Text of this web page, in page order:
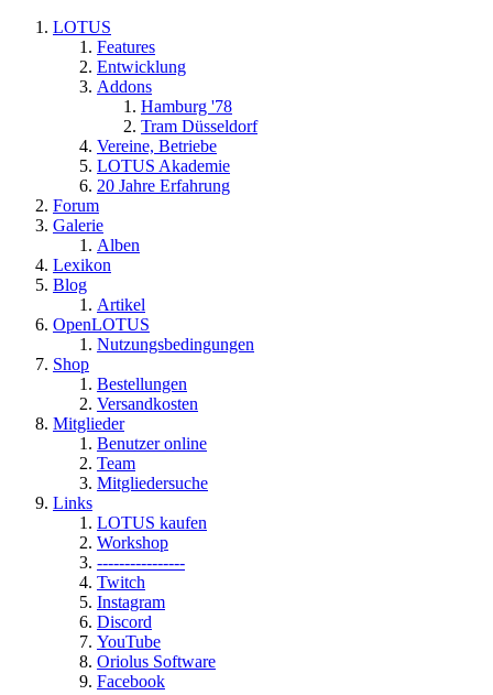
LOTUS
Features
Entwicklung
Addons
Hamburg '78
Tram Düsseldorf
Vereine, Betriebe
LOTUS Akademie
20 Jahre Erfahrung
Forum
Galerie
Alben
Lexikon
Blog
Artikel
OpenLOTUS
Nutzungsbedingungen
Shop
Bestellungen
Versandkosten
Mitglieder
Benutzer online
Team
Mitgliedersuche
Links
LOTUS kaufen
Workshop
----------------
Twitch
Instagram
Discord
YouTube
Oriolus Software
Facebook